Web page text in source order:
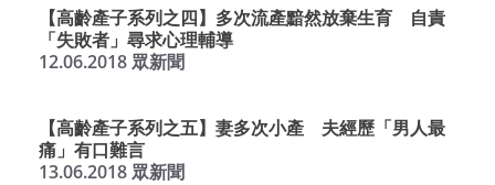
【高齡產子系列之四】多次流產黯然放棄生育 自責
「失敗者」尋求心理輔導
12.06.2018 眾新聞
【高齡產子系列之五】妻多次小產 夫經歷「男人最
痛」有口難言
13.06.2018 眾新聞